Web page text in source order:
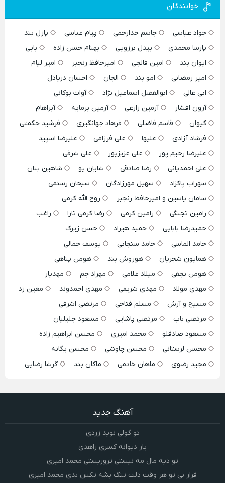
خوانندگان
جواد عباسی جاسم خدارحمی پیام عباسی
پازل بند
پارسا محمدی
بیدل برزویی بهنام حسن زاده
بابی
ایوان بند
امین فالجی امیرحافظ رنجبر
امیر لیام
امیر رمضانی
امو بند الجان
احسان دریادل
ابی عالی
ابوالفضل اسماعیل نژاد
آوات بوکانی
آرون افشار
آرمین زارعی آرمین برمایه
آبراهام
کیوان
قاسم فاضلی فرهاد جهانگیری
فرشید حکمتی
فرشاد آزادی
علیها علی فرزامی
علیرضا اسپید
علیرضا رحیم پور
علی عزیزپور
علی شرفی
علی احمدیانی
رضا صادقی شایان یو
شاهین بنان
سهراب پاکزاد
سهیل مهرزادگان
سبحان رستمی
سامان یاسین و امیرحافظ رنجبر
روح الله کرمی
رامین تجنگی
رامین کرمی رضا کرمی تارا
راغب
حمیدرضا بابایی
حمید هیراد
حسن زیرک
حامد الماسی
حامد سنجابی
یوسف جمالی
همایون شجریان
هوروش بند
هومن پناهی
هومن نجفی
میلاد غلامی مهراد جم
مهدیار
مهدی مولاد
مهدی شریفی مهدی احمدوند
معین زد
مسیح و آرش
مسلم فتاحی
مرتضی اشرفی
مرتضی باب
مرتضی پاشایی
مسعود جلیلیان
مسعود صادقلو
محمد امیری
محسن ابراهیم زاده
محسن لرستانی
محسن چاوشی
محسن یگانه
مجید رضوی
ماهان خادمی ماکان بند گرشا رضایی
آهنگ جدید
تو گولی نوید زردی
یار دیوانه کسری زاهدی
تو دیه مال مه نیستی تروریستی محمد امیری
قرار نی تو هر وقت دلت تنگ بشه تکس بدی محمد امیری